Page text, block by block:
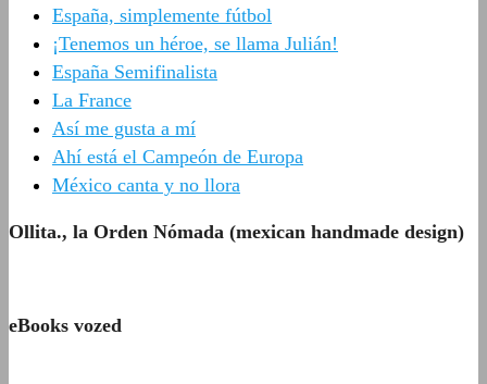
España, simplemente fútbol
¡Tenemos un héroe, se llama Julián!
España Semifinalista
La France
Así me gusta a mí
Ahí está el Campeón de Europa
México canta y no llora
Ollita., la Orden Nómada (mexican handmade design)
eBooks vozed